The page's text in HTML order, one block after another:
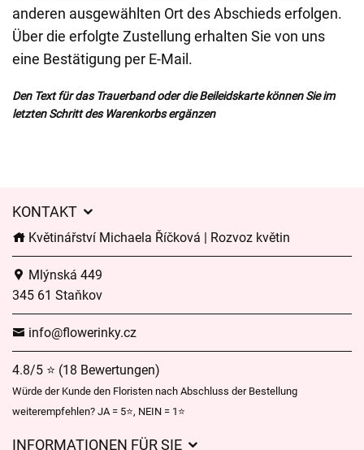
anderen ausgewählten Ort des Abschieds erfolgen.
Über die erfolgte Zustellung erhalten Sie von uns
eine Bestätigung per E-Mail.
Den Text für das Trauerband oder die Beileidskarte können Sie im
letzten Schritt des Warenkorbs ergänzen
KONTAKT
Květinářství Michaela Říčková | Rozvoz květin
Mlýnská 449
345 61 Staňkov
info@flowerinky.cz
4.8/5 ⭐ (18 Bewertungen)
Würde der Kunde den Floristen nach Abschluss der Bestellung
weiterempfehlen? JA = 5⭐, NEIN = 1⭐
INFORMATIONEN FÜR SIE